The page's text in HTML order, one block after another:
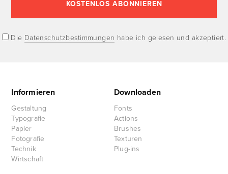
Die Datenschutzbestimmungen habe ich gelesen und akzeptiert.
Informieren
Gestaltung
Typografie
Papier
Fotografie
Technik
Wirtschaft
Downloaden
Fonts
Actions
Brushes
Texturen
Plug-ins